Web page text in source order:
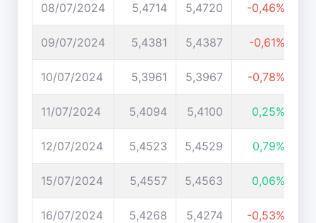
08/07/2024 5,4714 5,4720 -0,46%
09/07/2024 5,4381 5,4387 -0,61%
10/07/2024 5,3961 5,3967 -0,78%
11/07/2024 5,4094 5,4100 0,25%
12/07/2024 5,4523 5,4529 0,79%
15/07/2024 5,4557 5,4563 0,06%
16/07/2024 5,4268 5,4274 -0,53%